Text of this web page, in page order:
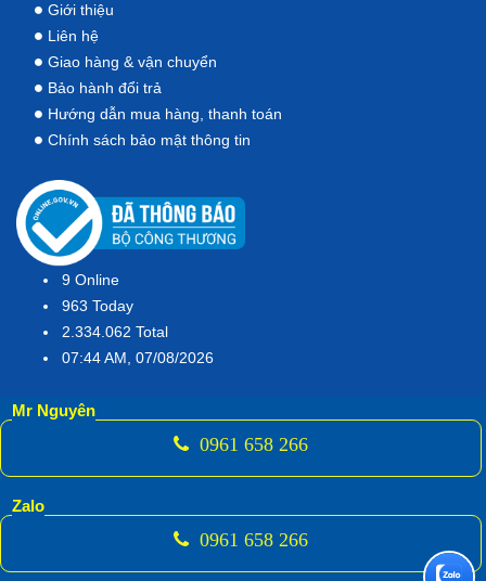
Giới thiệu
Liên hệ
Giao hàng & vận chuyển
Bảo hành đổi trả
Hướng dẫn mua hàng, thanh toán
Chính sách bảo mật thông tin
9 Online
963 Today
2.334.062 Total
07:44 AM, 07/08/2026
Mr Nguyên
0961 658 266
Zalo
0961 658 266